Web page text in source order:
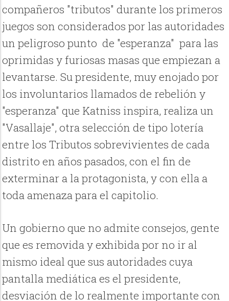
compañeros "tributos" durante los primeros
juegos son considerados por las autoridades
un peligroso punto de "esperanza" para las
oprimidas y furiosas masas que empiezan a
levantarse. Su presidente, muy enojado por
los involuntarios llamados de rebelión y
"esperanza" que Katniss inspira, realiza un
"Vasallaje", otra selección de tipo lotería
entre los Tributos sobrevivientes de cada
distrito en años pasados, con el fin de
exterminar a la protagonista, y con ella a
toda amenaza para el capitolio.
Un gobierno que no admite consejos, gente
que es removida y exhibida por no ir al
mismo ideal que sus autoridades cuya
pantalla mediática es el presidente,
desviación de lo realmente importante con